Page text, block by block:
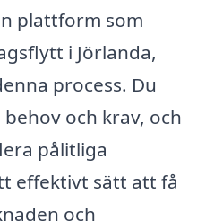
plattform som
i Jörlanda,
process. Du
och krav, och
pålitliga
effektivt sätt att få
och